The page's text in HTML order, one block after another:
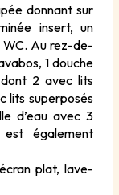
donnant sur
insert, un
WC. Au rez-de-
1 douche
2 avec lits
lits superposés
d’eau avec 3
également
plat, lave-